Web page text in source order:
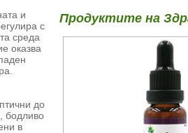
и
с
среда
оказва
до
бодливо
в
Продуктите на